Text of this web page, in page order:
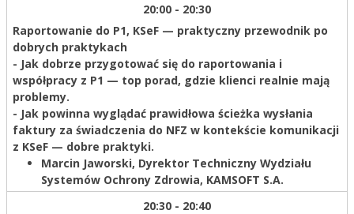
20:00 - 20:30
Raportowanie do P1, KSeF — praktyczny przewodnik po
dobrych praktykach
- Jak dobrze przygotować się do raportowania i
współpracy z P1 — top porad, gdzie klienci realnie mają
problemy.
- Jak powinna wyglądać prawidłowa ścieżka wysłania
faktury za świadczenia do NFZ w kontekście komunikacji
z KSeF — dobre praktyki.
Marcin Jaworski, Dyrektor Techniczny Wydziału
Systemów Ochrony Zdrowia, KAMSOFT S.A.
20:30 - 20:40